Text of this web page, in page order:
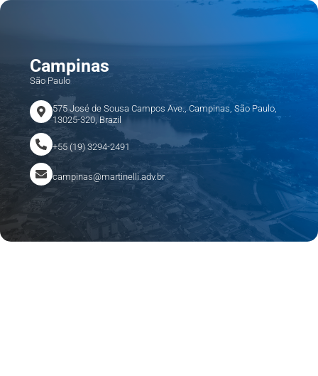
Campinas
São Paulo
575 José de Sousa Campos Ave., Campinas, São Paulo,
13025-320, Brazil
+55 (19) 3294-2491
campinas@martinelli.adv.br